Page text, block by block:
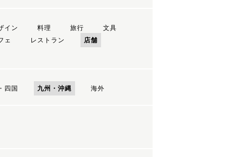
イン 料理 旅行
文具
ェ レストラン
店舗
四国 九州・沖縄 海外